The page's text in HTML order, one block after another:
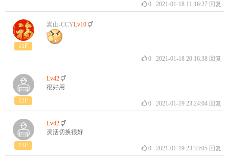
02021-01-18 11:16:27 回复
11F
嵩山-CCYLv10
02021-01-18 20:16:38 回复
12F
Lv42
很好用
02021-01-19 23:24:04 回复
13F
Lv42
灵活切换很好
02021-01-19 23:33:05 回复